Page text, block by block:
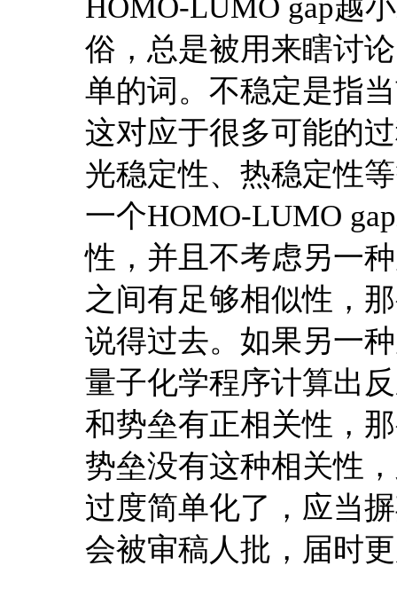
HOMO-LUMO gap越
俗，总是被用来瞎讨
单的词。不稳定是指
这对应于很多可能的
光稳定性、热稳定性
一个HOMO-LUMO
性，并且不考虑另一
之间有足够相似性，
说得过去。如果另一
量子化学程序计算出
和势垒有正相关性，
势垒没有这种相关性
过度简单化了，应当
会被审稿人批，届时